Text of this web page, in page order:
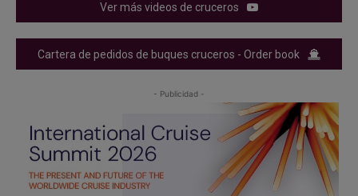
Ver más videos de cruceros
Cartera de pedidos de buques cruceros - Order book
- Publicidad -